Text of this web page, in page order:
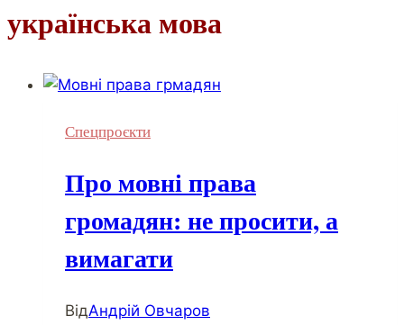
українська мова
Спецпроєкти
Про мовні права
громадян: не просити, а
вимагати
ВідАндрій Овчаров